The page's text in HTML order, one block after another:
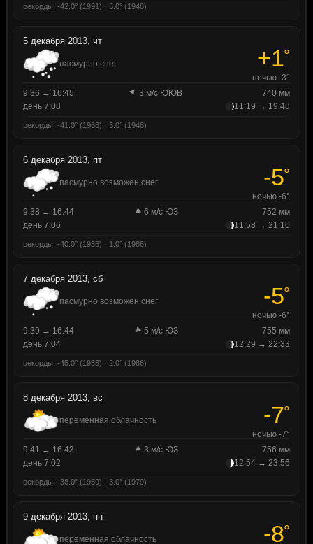
рекорды: -42.0° (1991) · 5.0° (1948)
5 декабря 2013, чт
пасмурно снег +1°
ночью -3°
9:36 → 16:45
3 м/с ЮЮВ
740 мм
день 7:08
11:19 → 19:48
рекорды: -41.0° (1968) · 3.0° (1948)
6 декабря 2013, пт
пасмурно возможен снег -5°
ночью -6°
9:38 → 16:44
6 м/с ЮЗ
752 мм
день 7:06
11:58 → 21:10
рекорды: -40.0° (1935) · 1.0° (1986)
7 декабря 2013, сб
пасмурно возможен снег -5°
ночью -6°
9:39 → 16:44
5 м/с ЮЗ
755 мм
день 7:04
12:29 → 22:33
рекорды: -45.0° (1938) · 2.0° (1986)
8 декабря 2013, вс
переменная облачность -7°
ночью -7°
9:41 → 16:43
3 м/с ЮЗ
756 мм
день 7:02
12:54 → 23:56
рекорды: -38.0° (1959) · 3.0° (1979)
9 декабря 2013, пн
переменная облачность -8°